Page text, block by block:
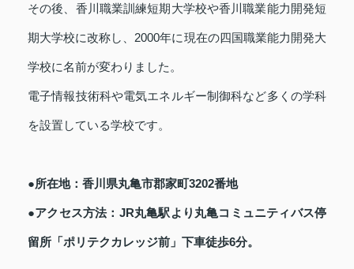
その後、香川職業訓練短期大学校や香川職業能力開発短
期大学校に改称し、2000年に現在の四国職業能力開発大
学校に名前が変わりました。
電子情報技術科や電気エネルギー制御科など多くの学科
を設置している学校です。
●所在地：香川県丸亀市郡家町3202番地
●アクセス方法：JR丸亀駅より丸亀コミュニティバス停
留所「ポリテクカレッジ前」下車徒歩6分。